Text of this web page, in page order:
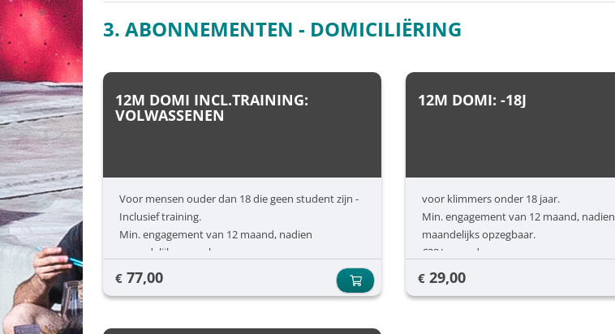
3. ABONNEMENTEN - DOMICILIËRING
12M DOMI INCL.TRAINING:
VOLWASSENEN
Voor mensen ouder dan 18 die geen student zijn -
Inclusief training.
Min. engagement van 12 maand, nadien
maandelijks opzegbaar.
€77/ maand
€ 77,00
12M DOMI: -18J
voor klimmers onder 18 jaar.
Min. engagement van 12 maand, nadien
maandelijks opzegbaar.
€28/ maand
€ 29,00